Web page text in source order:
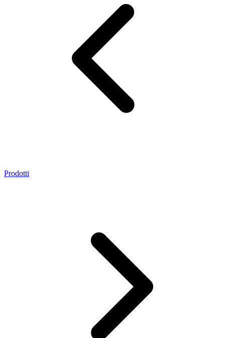
Prodotti